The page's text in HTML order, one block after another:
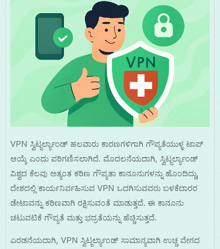
VPN ಸ್ವಿಟ್ಜರ್ಲ್ಯಾಂಡ್ ಹಲವಾರು ಕಾರಣಗಳಿಗಾಗಿ ಗೌಪ್ಯತೆಯುಳ್ಳ ಟಾಪ್
ಆಯ್ಕೆ ಎಂದು ಪರಿಗಣಿಸಲಾಗಿದೆ. ಮೊದಲನೆಯದಾಗಿ, ಸ್ವಿಟ್ಜರ್ಲ್ಯಾಂಡ್
ವಿಶ್ವದ ಕೆಲವು ಅತ್ಯಂತ ಕಠಿಣ ಗೌಪ್ಯತಾ ಕಾನೂನುಗಳನ್ನು ಹೊಂದಿದ್ದು,
ದೇಶದಲ್ಲಿ ಕಾರ್ಯನಿರ್ವಹಿಸುವ VPN ಒದಗಿಸುವವರು ಬಳಕೆದಾರರ
ಡೇಟಾವನ್ನು ಕಠಿಣವಾಗಿ ರಕ್ಷಿಸುವಂತೆ ಮಾಡುತ್ತದೆ. ಈ ಕಾನೂನು
ಚಟುವಟಿಕೆ ಗೌಪ್ಯತೆ ಮತ್ತು ಭದ್ರತೆಯನ್ನು ಹೆಚ್ಚಿಸುತ್ತದೆ.
ಎರಡನೆಯದಾಗಿ, VPN ಸ್ವಿಟ್ಜರ್ಲ್ಯಾಂಡ್ ಸಾಮಾನ್ಯವಾಗಿ ಉಚ್ಚ ವೇಗದ